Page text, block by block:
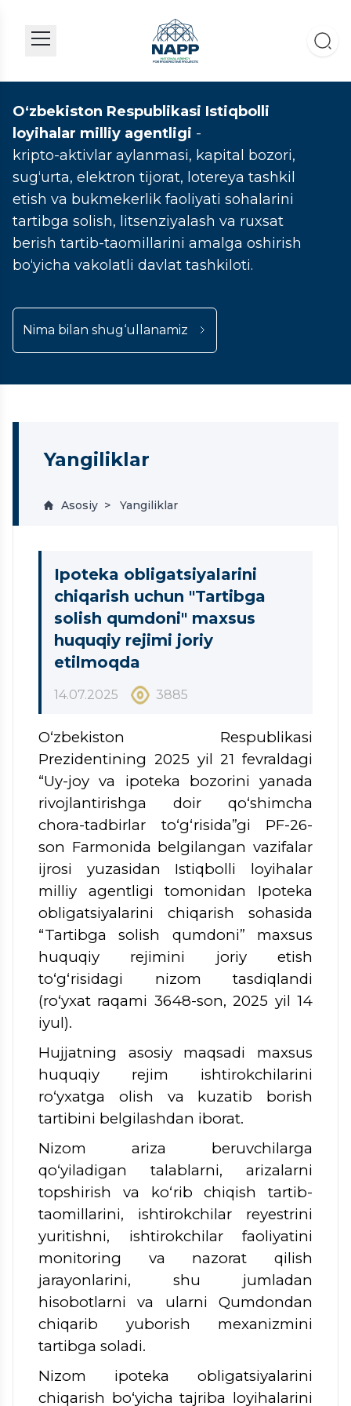
O‘zbekiston Respublikasi Istiqbolli
loyihalar milliy agentligi -
kripto-aktivlar aylanmasi, kapital bozori,
sug‘urta, elektron tijorat, lotereya tashkil
etish va bukmekerlik faoliyati sohalarini
tartibga solish, litsenziyalash va ruxsat
berish tartib-taomillarini amalga oshirish
bo‘yicha vakolatli davlat tashkiloti.
Nima bilan shug‘ullanamiz
Yangiliklar
Asosiy Yangiliklar
Ipoteka obligatsiyalarini
chiqarish uchun "Tartibga
solish qumdoni" maxsus
huquqiy rejimi joriy
etilmoqda
14.07.2025 3885
O‘zbekiston Respublikasi
Prezidentining 2025 yil 21 fevraldagi
“Uy-joy va ipoteka bozorini yanada
rivojlantirishga doir qo‘shimcha
chora-tadbirlar to‘g‘risida”gi PF-26-
son Farmonida belgilangan vazifalar
ijrosi yuzasidan Istiqbolli loyihalar
milliy agentligi tomonidan Ipoteka
obligatsiyalarini chiqarish sohasida
“Tartibga solish qumdoni” maxsus
huquqiy rejimini joriy etish
to‘g‘risidagi nizom tasdiqlandi
(ro‘yxat raqami 3648-son, 2025 yil 14
iyul).
Hujjatning asosiy maqsadi maxsus
huquqiy rejim ishtirokchilarini
ro‘yxatga olish va kuzatib borish
tartibini belgilashdan iborat.
Nizom ariza beruvchilarga
qo‘yiladigan talablarni, arizalarni
topshirish va ko‘rib chiqish tartib-
taomillarini, ishtirokchilar reyestrini
yuritishni, ishtirokchilar faoliyatini
monitoring va nazorat qilish
jarayonlarini, shu jumladan
hisobotlarni va ularni Qumdondan
chiqarib yuborish mexanizmini
tartibga soladi.
Nizom ipoteka obligatsiyalarini
chiqarish bo‘yicha tajriba loyihalarini